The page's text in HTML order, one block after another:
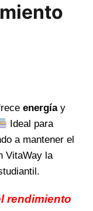
energíay
Ideal para
a mantener el
VitaWay la
rendimiento